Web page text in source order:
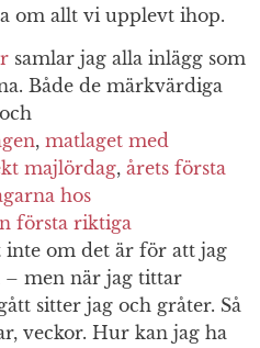
om allt vi upplevt ihop.
samlar jag alla inlägg som
Både de märkvärdiga
, matlaget med
majlördag, årets första
hos
första riktiga
inte om det är för att jag
men när jag tittar
sitter jag och gråter. Så
veckor. Hur kan jag ha